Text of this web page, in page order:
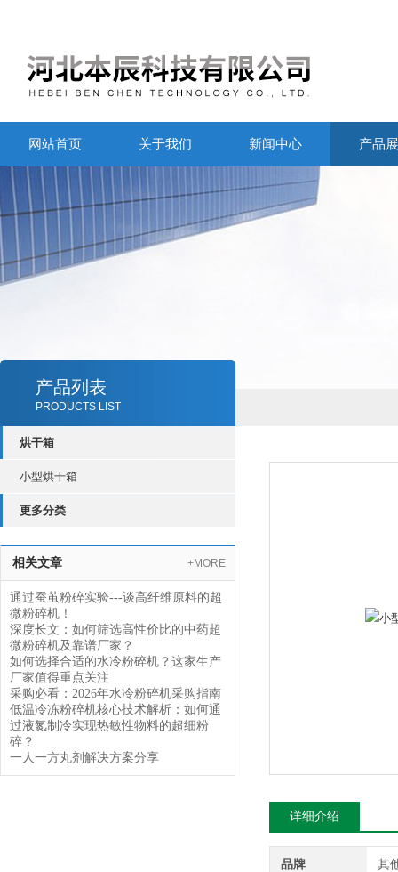
网站首页 关于我们 新闻中心 产品
产品列表
PRODUCTS LIST
烘干箱
小型烘干箱
更多分类
相关文章 +MORE
通过蚕茧粉碎实验---谈高纤维原料的超
微粉碎机！
深度长文：如何筛选高性价比的中药超
微粉碎机及靠谱厂家？
如何选择合适的水冷粉碎机？这家生产
厂家值得重点关注
采购必看：2026年水冷粉碎机采购指南
低温冷冻粉碎机核心技术解析：如何通
过液氮制冷实现热敏性物料的超细粉
碎？
一人一方丸剂解决方案分享
详细介绍
品牌 其